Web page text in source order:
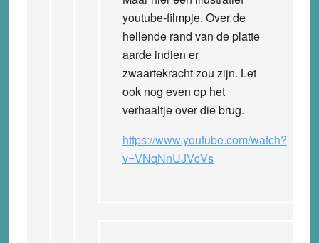
youtube-filmpje. Over de
hellende rand van de platte
aarde indien er
zwaartekracht zou zijn. Let
ook nog even op het
verhaaltje over die brug.
https://www.youtube.com/watch?
v=VNqNnUJVcVs